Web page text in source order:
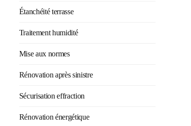
Étanchéité terrasse
Traitement humidité
Mise aux normes
Rénovation après sinistre
Sécurisation effraction
Rénovation énergétique